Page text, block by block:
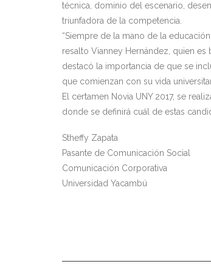
técnica, dominio del escenario,
triunfadora de la competencia.
“Siempre de la mano de la
resalto Vianney Hernández, quien
destacó la importancia de que se
que comienzan con su vida
El certamen Novia UNY 2017, se
donde se definirá cuál de estas
Stheffy Zapata
Pasante de Comunicación Social
Comunicación Corporativa
Universidad Yacambú